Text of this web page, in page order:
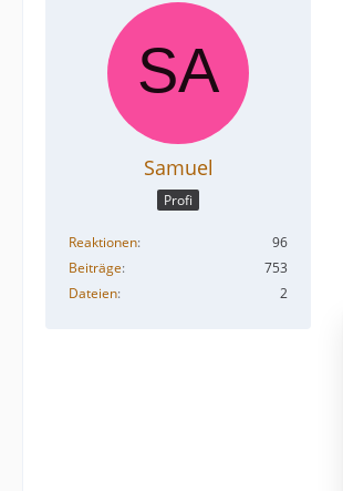
Samuel
Profi
Reaktionen
96
Beiträge
753
Dateien
2